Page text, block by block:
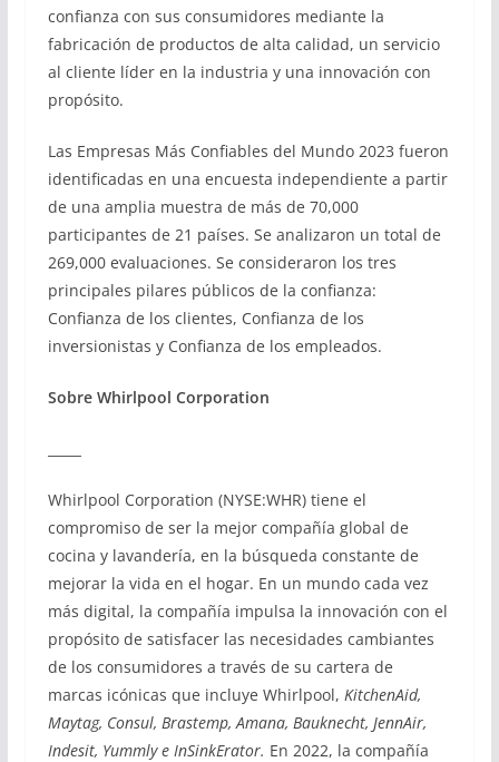
confianza con sus consumidores mediante la
fabricación de productos de alta calidad, un servicio
al cliente líder en la industria y una innovación con
propósito.
Las Empresas Más Confiables del Mundo 2023 fueron
identificadas en una encuesta independiente a partir
de una amplia muestra de más de 70,000
participantes de 21 países. Se analizaron un total de
269,000 evaluaciones. Se consideraron los tres
principales pilares públicos de la confianza:
Confianza de los clientes, Confianza de los
inversionistas y Confianza de los empleados.
Sobre Whirlpool Corporation
Whirlpool Corporation (NYSE:WHR) tiene el
compromiso de ser la mejor compañía global de
cocina y lavandería, en la búsqueda constante de
mejorar la vida en el hogar. En un mundo cada vez
más digital, la compañía impulsa la innovación con el
propósito de satisfacer las necesidades cambiantes
de los consumidores a través de su cartera de
marcas icónicas que incluye Whirlpool, KitchenAid,
Maytag, Consul, Brastemp, Amana, Bauknecht, JennAir,
Indesit, Yummly e InSinkErator. En 2022, la compañía